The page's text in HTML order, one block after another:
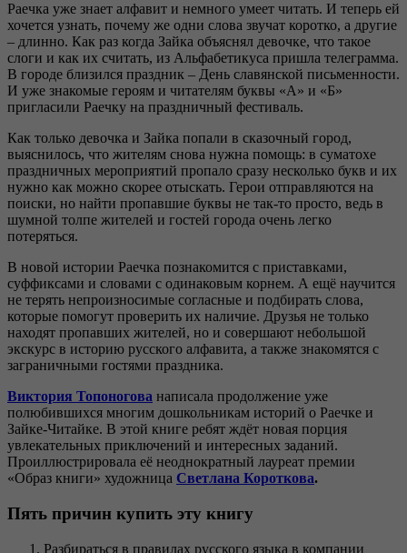
Раечка уже знает алфавит и немного умеет читать. И теперь ей
хочется узнать, почему же одни слова звучат коротко, а другие
– длинно. Как раз когда Зайка объяснял девочке, что такое
слоги и как их считать, из Альфабетикуса пришла телеграмма.
В городе близился праздник – День славянской письменности.
И уже знакомые героям и читателям буквы «А» и «Б»
пригласили Раечку на праздничный фестиваль.
Как только девочка и Зайка попали в сказочный город,
выяснилось, что жителям снова нужна помощь: в суматохе
праздничных мероприятий пропало сразу несколько букв и их
нужно как можно скорее отыскать. Герои отправляются на
поиски, но найти пропавшие буквы не так-то просто, ведь в
шумной толпе жителей и гостей города очень легко
потеряться.
В новой истории Раечка познакомится с приставками,
суффиксами и словами с одинаковым корнем. А ещё научится
не терять непроизносимые согласные и подбирать слова,
которые помогут проверить их наличие. Друзья не только
находят пропавших жителей, но и совершают небольшой
экскурс в историю русского алфавита, а также знакомятся с
заграничными гостями праздника.
Виктория Топоногова написала продолжение уже
полюбившихся многим дошкольникам историй о Раечке и
Зайке-Читайке. В этой книге ребят ждёт новая порция
увлекательных приключений и интересных заданий.
Проиллюстрировала её неоднократный лауреат премии
«Образ книги» художница Светлана Короткова.
Пять причин купить эту книгу
Разбираться в правилах русского языка в компании